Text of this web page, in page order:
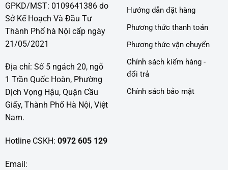
GPKD/MST: 0109641386 do
Sở Kế Hoạch Và Đầu Tư
Thành Phố hà Nội cấp ngày
21/05/2021
Địa chỉ: Số 5 ngách 20, ngõ
1 Trần Quốc Hoàn, Phường
Dịch Vọng Hậu, Quận Cầu
Giấy, Thành Phố Hà Nội, Việt
Nam.
Hotline CSKH: 0972 605 129
Email:
Hướng dẫn đặt hàng
Phương thức thanh toán
Phương thức vận chuyển
Chính sách kiểm hàng -
đổi trả
Chính sách bảo mật